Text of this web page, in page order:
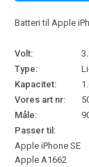
Batteri til Apple
Volt:
Type:
Kapacitet:
Vores art nr:
Måle:
Passer til:
Apple iPhone SE
Apple A1662